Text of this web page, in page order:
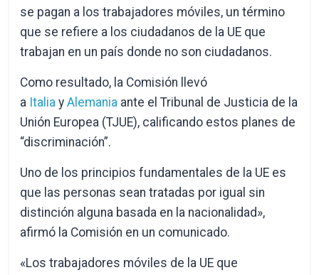
se pagan a los trabajadores móviles, un término
que se refiere a los ciudadanos de la UE que
trabajan en un país donde no son ciudadanos.
Como resultado, la Comisión llevó
a Italia yAlemania ante el Tribunal de Justicia de la
Unión Europea (TJUE), calificando estos planes de
“discriminación”.
Uno de los principios fundamentales de la UE es
que las personas sean tratadas por igual sin
distinción alguna basada en la nacionalidad»,
afirmó la Comisión en un comunicado.
«Los trabajadores móviles de la UE que